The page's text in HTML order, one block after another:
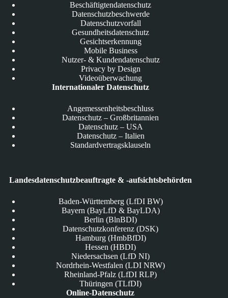
Beschäftigtendatenschutz
Datenschutzbeschwerde
Datenschutzvorfall
Gesundheitsdatenschutz
Gesichtserkennung
Mobile Business
Nutzer- & Kundendatenschutz
Privacy by Design
Videoüberwachung
Internationaler Datenschutz
Angemessenheitsbeschluss
Datenschutz – Großbritannien
Datenschutz – USA
Datenschutz – Italien
Standardvertragsklauseln
Landesdatenschutzbeauftragte & -aufsichtsbehörden
Baden-Württemberg (LfDI BW)
Bayern (BayLfD & BayLDA)
Berlin (BlnBDI)
Datenschutzkonferenz (DSK)
Hamburg (HmbBfDI)
Hessen (HBDI)
Niedersachsen (LfD NI)
Nordrhein-Westfalen (LDI NRW)
Rheinland-Pfalz (LfDI RLP)
Thüringen (TLfDI)
Online-Datenschutz